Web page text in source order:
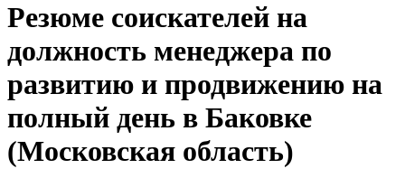
Резюме соискателей на
должность менеджера по
развитию и продвижению на
полный день в Баковке
(Московская область)